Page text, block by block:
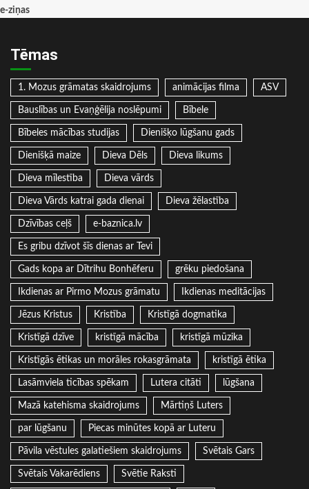
e-ziņas
Tēmas
1. Mozus grāmatas skaidrojums animācijas filma ASV
Bauslības un Evaņģēlija noslēpumi Bībele
Bībeles mācības studijas Dienišķo lūgšanu gads
Dienišķā maize Dieva Dēls Dieva likums
Dieva mīlestība Dieva vārds
Dieva Vārds katrai gada dienai Dieva žēlastība
Dzīvības ceļš e-baznica.lv
Es gribu dzīvot šīs dienas ar Tevi
Gads kopa ar Dītrihu Bonhēferu grēku piedošana
Ikdienas ar Pirmo Mozus grāmatu Ikdienas meditācijas
Jēzus Kristus Kristība Kristīgā dogmatika
Kristīgā dzīve kristīgā mācība kristīgā mūzika
Kristīgās ētikas un morāles rokasgrāmata kristīgā ētika
Lasāmviela ticības spēkam Lutera citāti lūgšana
Mazā katehisma skaidrojums Mārtiņš Luters
par lūgšanu Piecas minūtes kopā ar Luteru
Pāvila vēstules galatiešiem skaidrojums Svētais Gars
Svētais Vakarēdiens Svētie Raksti